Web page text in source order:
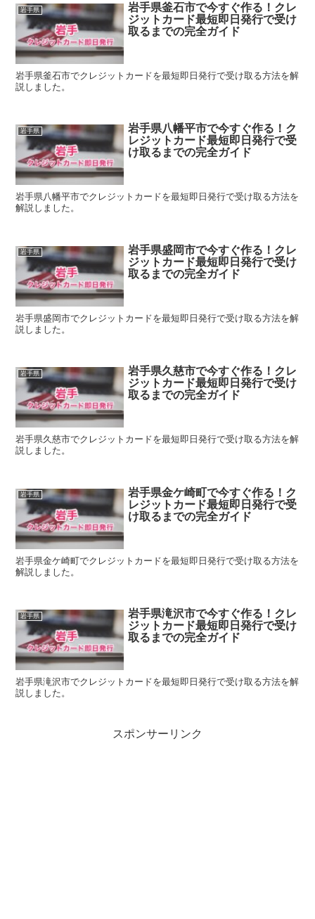
岩手県
岩手県釜石市で今すぐ作る！クレ
ジットカード最短即日発行で受け
取るまでの完全ガイド
岩手県釜石市でクレジットカードを最短即日発行で受け取る方法を解
説しました。
岩手県
岩手県八幡平市で今すぐ作る！ク
レジットカード最短即日発行で受
け取るまでの完全ガイド
岩手県八幡平市でクレジットカードを最短即日発行で受け取る方法を
解説しました。
岩手県
岩手県盛岡市で今すぐ作る！クレ
ジットカード最短即日発行で受け
取るまでの完全ガイド
岩手県盛岡市でクレジットカードを最短即日発行で受け取る方法を解
説しました。
岩手県
岩手県久慈市で今すぐ作る！クレ
ジットカード最短即日発行で受け
取るまでの完全ガイド
岩手県久慈市でクレジットカードを最短即日発行で受け取る方法を解
説しました。
岩手県
岩手県金ケ崎町で今すぐ作る！ク
レジットカード最短即日発行で受
け取るまでの完全ガイド
岩手県金ケ崎町でクレジットカードを最短即日発行で受け取る方法を
解説しました。
岩手県
岩手県滝沢市で今すぐ作る！クレ
ジットカード最短即日発行で受け
取るまでの完全ガイド
岩手県滝沢市でクレジットカードを最短即日発行で受け取る方法を解
説しました。
スポンサーリンク